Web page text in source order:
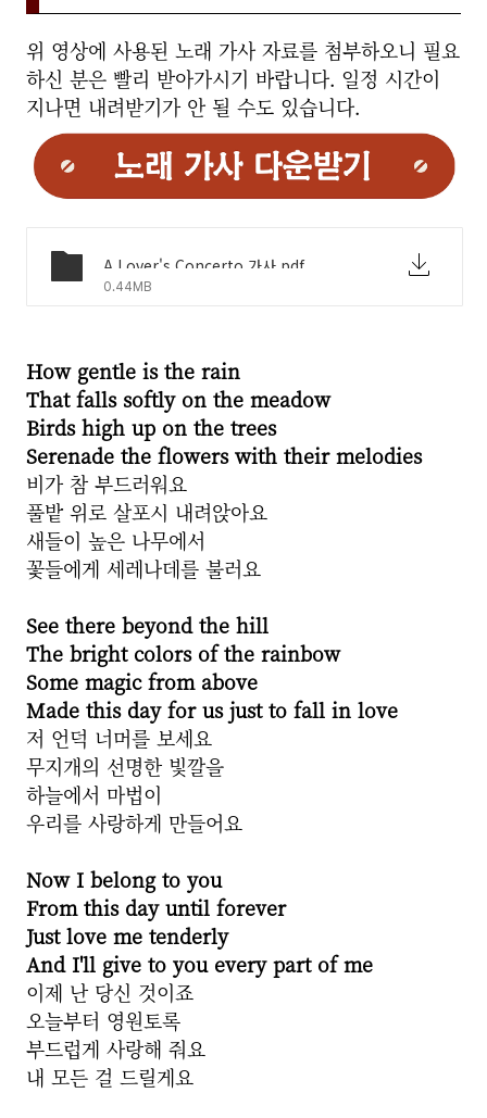
위 영상에 사용된 노래 가사 자료를 첨부하오니 필요
하신 분은 빨리 받아가시기 바랍니다. 일정 시간이
지나면 내려받기가 안 될 수도 있습니다.
A Lover's Concerto 가사.pdf
0.44MB
How gentle is the rain
That falls softly on the meadow
Birds high up on the trees
Serenade the flowers with their melodies
비가 참 부드러워요
풀밭 위로 살포시 내려앉아요
새들이 높은 나무에서
꽃들에게 세레나데를 불러요
See there beyond the hill
The bright colors of the rainbow
Some magic from above
Made this day for us just to fall in love
저 언덕 너머를 보세요
무지개의 선명한 빛깔을
하늘에서 마법이
우리를 사랑하게 만들어요
Now I belong to you
From this day until forever
Just love me tenderly
And I'll give to you every part of me
이제 난 당신 것이죠
오늘부터 영원토록
부드럽게 사랑해 줘요
내 모든 걸 드릴게요